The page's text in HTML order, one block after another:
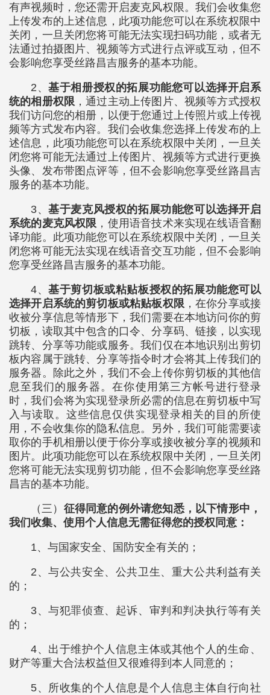
有声视频时，您还需开启麦克风权限。我们会收集您
上传发布的上述信息，此项功能您可以在系统权限中
关闭，一旦关闭您将可能无法实现扫码功能，或者无
法通过拍摄图片、视频等方式进行点评或互动，但不
会影响您享受丝路昌吉服务的基本功能。
2、基于相册授权的拓展功能您可以选择开启系
统的相册权限 ，通过主动上传图片、视频等方式授权
我们访问您的相册，以便于您通过上传照片或上传视
频等方式发布内容。我们会收集您选择上传发布的上
述信息，此项功能您可以在系统权限中关闭，一旦关
闭您将可能无法通过上传图片、视频等方式进行更换
头像、发布带图点评等，但不会影响您享受丝路昌吉
服务的基本功能。
3、基于麦克风授权的拓展功能您可以选择开启
系统的麦克风权限 ，使用语音技术来实现在线语音翻
译功能。此项功能您可以在系统权限中关闭，一旦关
闭您将可能无法实现在线语音交互功能，但不会影响
您享受丝路昌吉服务的基本功能。
4、基于剪切板或粘贴板授权的拓展功能您可以
选择开启系统的剪切板或粘贴板权限，在你分享或接
收被分享信息等情形下，我们需要在本地访问你的剪
切板，读取其中包含的口令、分享码、链接，以实现
跳转、分享等功能或服务。我们仅在本地识别出剪切
板内容属于跳转、分享等指令时才会将其上传我们的
服务器。除此之外，我们不会上传你剪切板的其他信
息至我们的服务器。在你使用第三方帐号进行登录
时，我们会将为实现登录所必需的信息在剪切板中写
入与读取。这些信息仅供实现登录相关的目的所使
用，不会收集你的隐私信息。另外，我们可能需要读
取你的手机相册以便于你分享或接收被分享的视频和
图片。此项功能您可以在系统权限中关闭，一旦关闭
您将可能无法实现剪切功能，但不会影响您享受丝路
昌吉的基本功能。
（三） 征得同意的例外请您知悉，以下情形中，
我们收集、使用个人信息无需征得您的授权同意：
1、与国家安全、国防安全有关的；
2、与公共安全、公共卫生、重大公共利益有关
的；
3、与犯罪侦查、起诉、审判和判决执行等有关
的；
4、出于维护个人信息主体或其他个人的生命、
财产等重大合法权益但又很难得到本人同意的；
5、所收集的个人信息是个人信息主体自行向社